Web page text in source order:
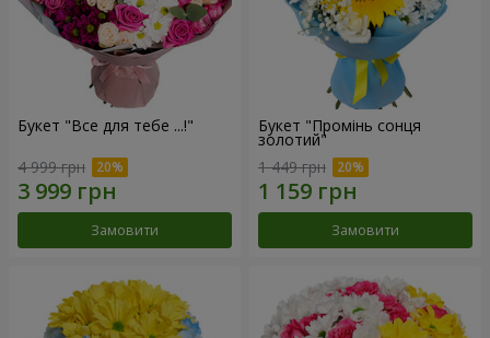
Букет "Все для тебе ...!"
4 999 грн
Замовити
Букет "Промінь сонця
золотий"
1 449 грн
Замовити